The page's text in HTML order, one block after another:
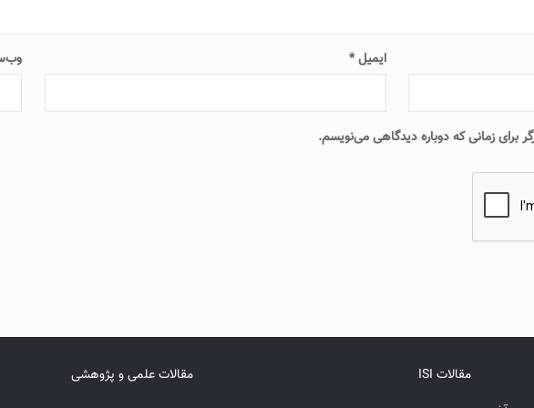
ایمیل*
برای زمانی که دوباره دیدگاهی می‌نویسم.
مقالات ISI مقالات علمی و پژوهشی